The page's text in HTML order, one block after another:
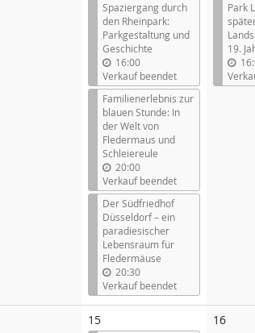
Spaziergang durch
den Rheinpark:
Parkgestaltung und
Geschichte
16:00
Verkauf beendet
Familienerlebnis zur
blauen Stunde: In
der Welt von
Fledermaus und
Schleiereule
20:00
Verkauf beendet
Der Südfriedhof
Düsseldorf – ein
paradiesischer
Lebensraum für
Fledermäuse
20:30
Verkauf beendet
Park
19.
15 16Keine